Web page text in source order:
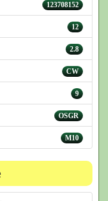
123708152
12
2.8
CW
9
OSGR
M10